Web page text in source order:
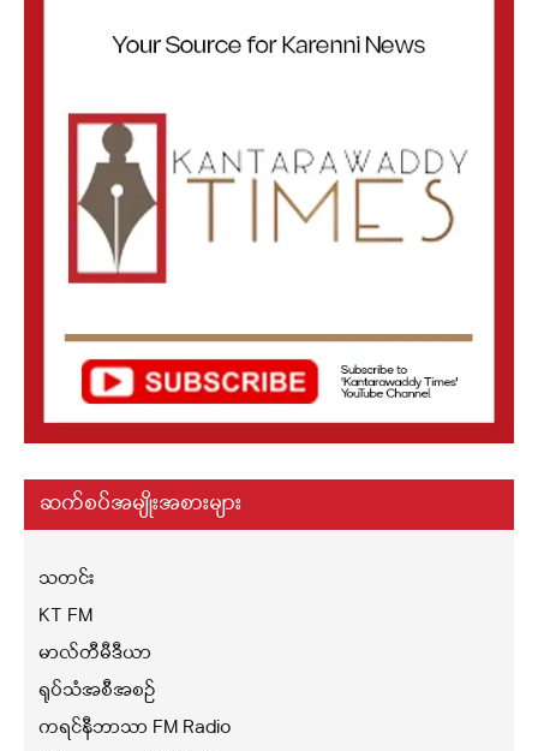
ဆက်စပ်အမျိုးအစားများ
သတင်း
KT FM
မာလ်တီမီဒီယာ
ရုပ်သံအစီအစဉ်
ကရင်နီဘာသာ FM Radio